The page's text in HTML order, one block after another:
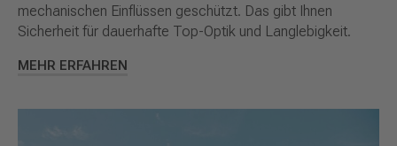
mechanischen Einflüssen geschützt. Das gibt Ihnen
Sicherheit für dauerhafte Top-Optik und Langlebigkeit.
MEHR ERFAHREN